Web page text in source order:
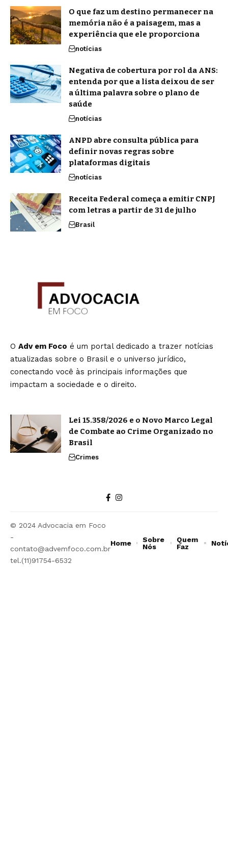
O que faz um destino permanecer na
memória não é a paisagem, mas a
experiência que ele proporciona
notícias
Negativa de cobertura por rol da ANS:
entenda por que a lista deixou de ser
a última palavra sobre o plano de
saúde
notícias
ANPD abre consulta pública para
definir novas regras sobre
plataformas digitais
notícias
Receita Federal começa a emitir CNPJ
com letras a partir de 31 de julho
Brasil
O Adv em Foco é um portal dedicado a trazer notícias
atualizadas sobre o Brasil e o universo jurídico,
conectando você às principais informações que
impactam a sociedade e o direito.
Lei 15.358/2026 e o Novo Marco Legal
de Combate ao Crime Organizado no
Brasil
Crimes
© 2024 Advocacia em Foco
-
contato@advemfoco.com.br
tel.(11)91754-6532
Home
Sobre
Nós
Quem
Faz